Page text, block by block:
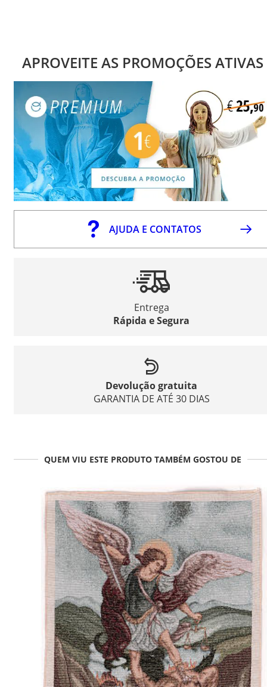
APROVEITE AS PROMOÇÕES ATIVAS
AJUDA E CONTATOS
Entrega
Rápida e Segura
Devolução gratuita
GARANTIA DE ATÉ 30 DIAS
QUEM VIU ESTE PRODUTO TAMBÉM GOSTOU DE